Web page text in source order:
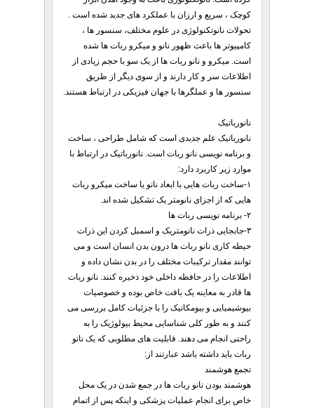
کوچک ، سریع و ارزان با عملکرد های جدید شده است .
تحولات نانوتکنولوژی در علوم مختلف، سنسور ها ،
کامپیوتر ها باعث ظهور نانو و میکرو ربات ها شده
است. میکرو و نانو ربات ها از یک سو با حجم زیادی از
اطلاعات سر و کار دارند و از سوی دیگر از طریق
سنسور ها و عملگرها با جهان فیزیکی در ارتباط هستند.
نانورباتیک
نانورباتیک علم جدیدی است که شامل طراحی ، ساخت
و برنامه نویسی نانو ربات است. نانورباتیک در ارتباط با
موارد زیر کاربرد دارد:
۱-ساخت ربات هایی با ابعاد نانو یا ساخت میکرو ربات
هایی که از اجزای نانومتر یک تشکیل شده اند.
۲- برنامه نویسی ربات ها
۳-جابجایی ذرات نانومتریک و اسمبل کردن این ذرات
حیطه کاری نانو ربات ها درون بدن انسان است و می
توانند مقدار ترکیبات مختلف را در بدن نشان داده و
اطلاعات را در حافظه داخلی خود ذخیره کنند. نانو ربات
ها قادر به معاینه یک بافت خاص بوده و خصوصیات
بیوشیمیایی و بیومکانیک را با جزئیات کامل بررسی می
کنند و به طور کلی شناسایی محیط بیولوژیک را به
راحتی انجام می دهند. قابلیت های مطلوبی که یک نانو
ربات باید داشته باشد عبارتند از:
تجمع هوشمند
هوشمند بودن نانو ربات ها در جمع شدن در یک محل
خاص برای انجام عملیات پزشکی و اینکه پس از اتمام